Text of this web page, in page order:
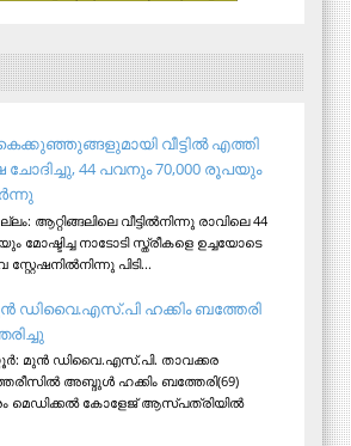
വീട്ടിൽ എത്തി
ചോദിച്ചു, 44 പവനും 70,000 രൂപയും
ആറ്റിങ്ങലിലെ വീട്ടിൽനിന്നു രാവിലെ 44
മോഷ്ടിച്ച നാടോടി സ്ത്രീകളെ ഉച്ചയോടെ
പിടി...
ഡിവൈ.എസ്.പി ഹക്കിം ബത്തേരി
മുന്‍ ഡിവൈ.എസ്.പി. താവക്കര
അബ്ദുള്‍ ഹക്കിം ബത്തേരി(69)
മെഡിക്കല്‍ കോളേജ് ആസ്​പത്രിയില്‍